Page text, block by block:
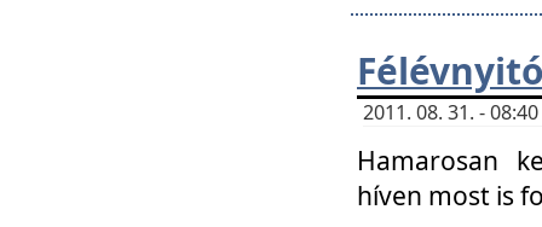
2011. 08. 31. -
Hamarosan
híven most is